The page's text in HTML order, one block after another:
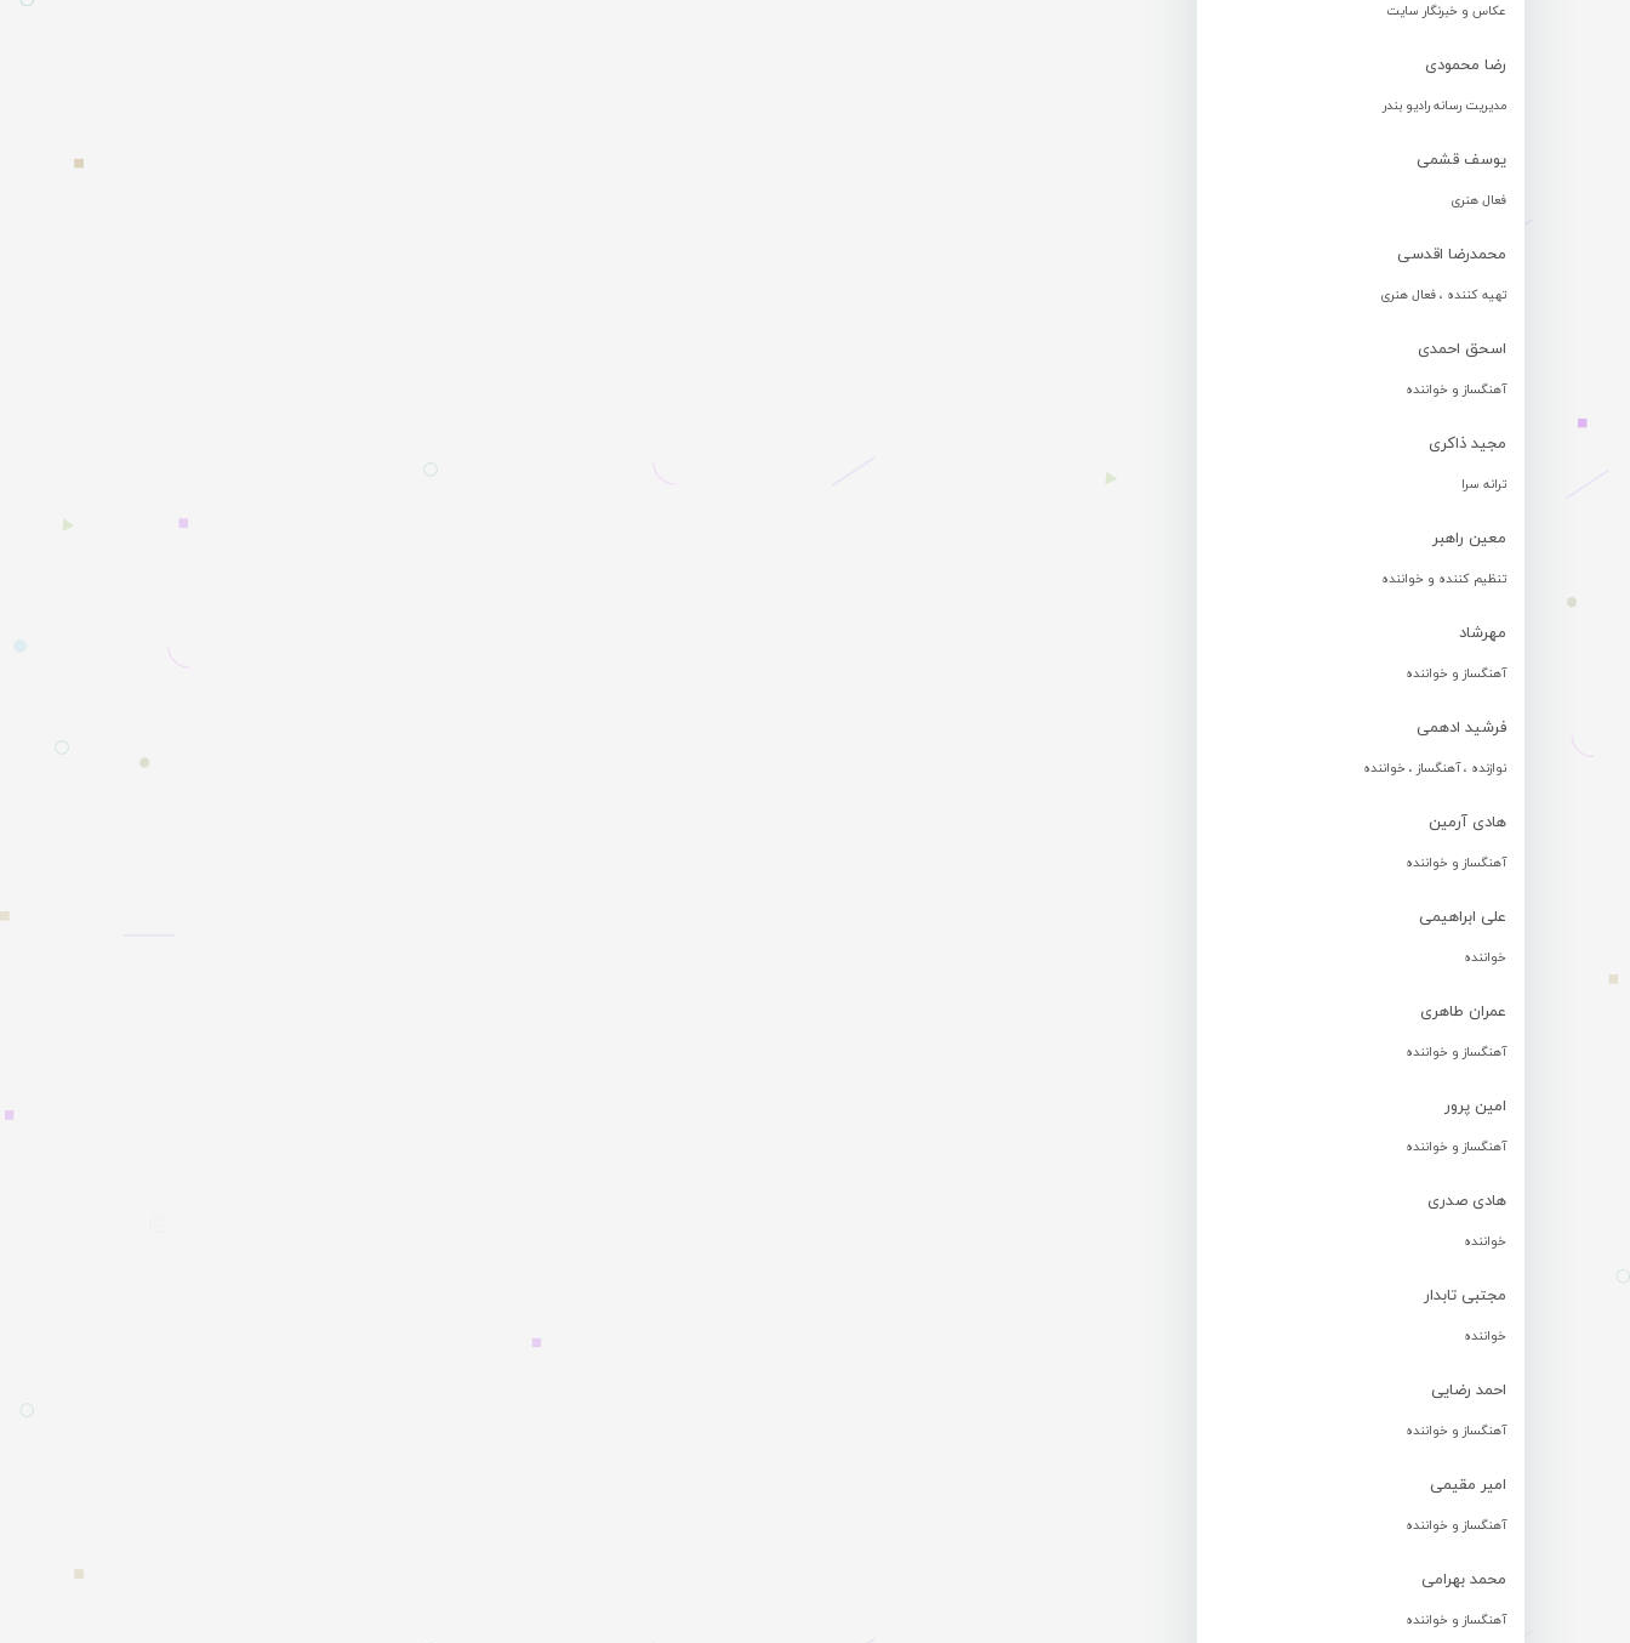
عکاس و خبرنگار سایت
رضا محمودی
مدیریت رسانه رادیو بندر
یوسف قشمی
فعال هنری
محمدرضا اقدسی
تهیه کننده ، فعال هنری
اسحق احمدی
آهنگساز و خواننده
مجید ذاکری
ترانه سرا
معین راهبر
تنظیم کننده و خواننده
مهرشاد
آهنگساز و خواننده
فرشید ادهمی
نوازنده ، آهنگساز ، خواننده
هادی آرمین
آهنگساز و خواننده
علی ابراهیمی
خواننده
عمران طاهری
آهنگساز و خواننده
امین پرور
آهنگساز و خواننده
هادی صدری
خواننده
مجتبی تابدار
خواننده
احمد رضایی
آهنگساز و خواننده
امیر مقیمی
آهنگساز و خواننده
محمد بهرامی
آهنگساز و خواننده